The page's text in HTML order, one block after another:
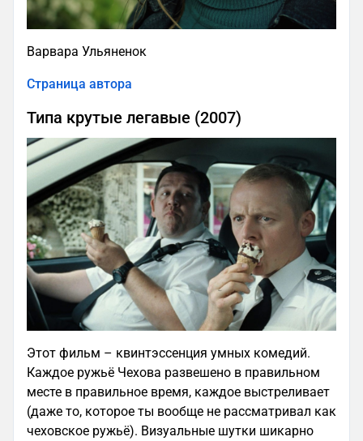
Варвара Ульяненок
Страница автора
Типа крутые легавые (2007)
Этот фильм – квинтэссенция умных комедий.
Каждое ружьё Чехова развешено в правильном
месте в правильное время, каждое выстреливает
(даже то, которое ты вообще не рассматривал как
чеховское ружьё). Визуальные шутки шикарно